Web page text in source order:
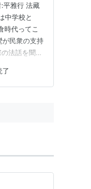
平雅行 法藏
中学校と
時代ってこ
が民衆の支持
法話を聞い
易行であ
了